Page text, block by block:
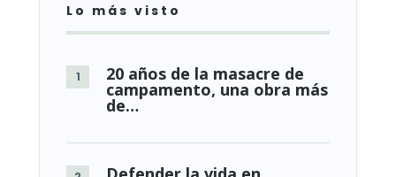
Lo más visto
20 años de la masacre de
campamento, una obra más
de…